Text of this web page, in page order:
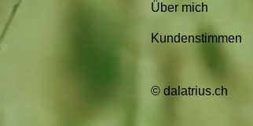
Über mich
Kundenstimmen
© dalatrius.ch